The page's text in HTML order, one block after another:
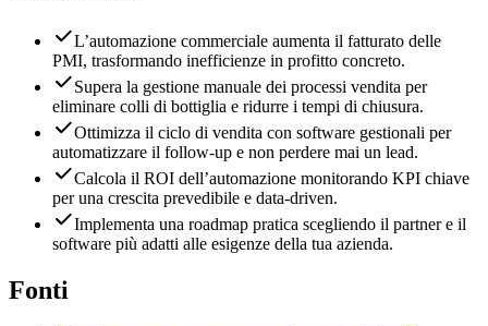
L’automazione commerciale aumenta il fatturato delle
PMI, trasformando inefficienze in profitto concreto.
Supera la gestione manuale dei processi vendita per
eliminare colli di bottiglia e ridurre i tempi di chiusura.
Ottimizza il ciclo di vendita con software gestionali per
automatizzare il follow-up e non perdere mai un lead.
Calcola il ROI dell’automazione monitorando KPI chiave
per una crescita prevedibile e data-driven.
Implementa una roadmap pratica scegliendo il partner e il
software più adatti alle esigenze della tua azienda.
Fonti